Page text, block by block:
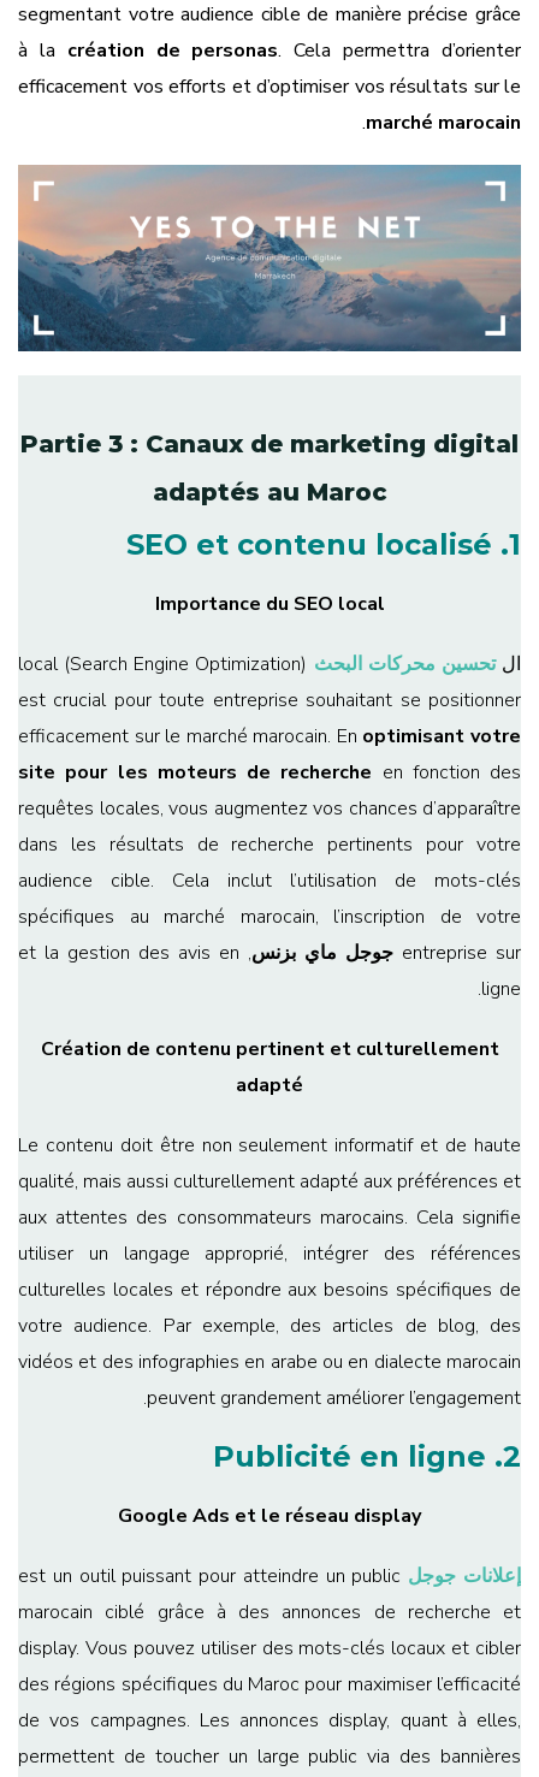
segmentant votre audience cible de manière précise grâce
à la création de personas. Cela permettra d’orienter
efficacement vos efforts et d’optimiser vos résultats sur le
marché marocain
.
Partie 3 : Canaux de marketing digital
adaptés au Maroc
1. SEO et contenu localisé
Importance du SEO local
التحسين محركات البحث
(Search Engine Optimization) local
est crucial pour toute entreprise souhaitant se positionner
efficacement sur le marché marocain. En optimisant votre
site pour les moteurs de recherche en fonction des
requêtes locales, vous augmentez vos chances d’apparaître
dans les résultats de recherche pertinents pour votre
audience cible. Cela inclut l’utilisation de mots-clés
spécifiques au marché marocain, l’inscription de votre
entreprise sur جوجل ماي بزنس , et la gestion des avis en
ligne.
Création de contenu pertinent et culturellement
adapté
Le contenu doit être non seulement informatif et de haute
qualité, mais aussi culturellement adapté aux préférences et
aux attentes des consommateurs marocains. Cela signifie
utiliser un langage approprié, intégrer des références
culturelles locales et répondre aux besoins spécifiques de
votre audience. Par exemple, des articles de blog, des
vidéos et des infographies en arabe ou en dialecte marocain
peuvent grandement améliorer l’engagement.
2. Publicité en ligne
Google Ads et le réseau display
إعلانات جوجل est un outil puissant pour atteindre un public
marocain ciblé grâce à des annonces de recherche et
display. Vous pouvez utiliser des mots-clés locaux et cibler
des régions spécifiques du Maroc pour maximiser l’efficacité
de vos campagnes. Les annonces display, quant à elles,
permettent de toucher un large public via des bannières